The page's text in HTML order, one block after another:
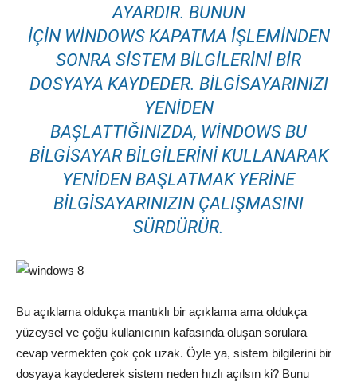
AYARDIR. BUNUN
IÇIN WINDOWS KAPATMA IŞLEMINDEN
SONRA SISTEM BILGILERINI BIR
DOSYAYA KAYDEDER. BILGISAYARINIZI
YENIDEN
BAŞLATTIĞINIZDA, WINDOWS BU
BILGISAYAR BILGILERINI KULLANARAK
YENIDEN BAŞLATMAK YERINE
BILGISAYARINIZIN ÇALIŞMASINI
SÜRDÜRÜR.
Bu açıklama oldukça mantıklı bir açıklama ama oldukça
yüzeysel ve çoğu kullanıcının kafasında oluşan sorulara
cevap vermekten çok çok uzak. Öyle ya, sistem bilgilerini bir
dosyaya kaydederek sistem neden hızlı açılsın ki? Bunu